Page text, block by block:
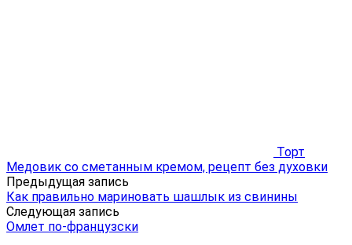
Торт
Медовик со сметанным кремом, рецепт без духовки
Предыдущая запись
Как правильно мариновать шашлык из свинины
Следующая запись
Омлет по-французски